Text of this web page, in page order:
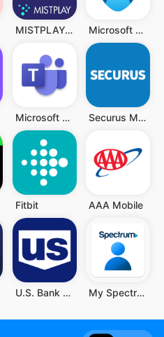
MISTPLAY: Spiele für Belohnung Microsoft Authenticator
Microsoft Teams Securus Mobile
Fitbit AAA Mobile
U.S. Bank Mobile Banking My Spectrum